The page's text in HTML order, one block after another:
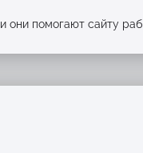
, и они помогают сайту